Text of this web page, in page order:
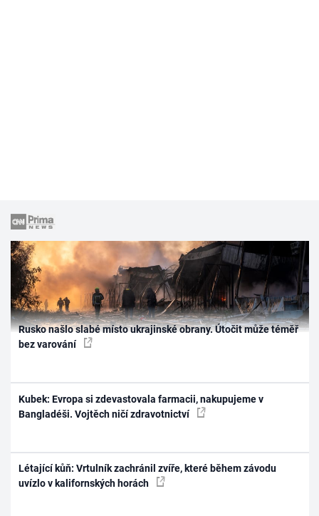
Rusko našlo slabé místo ukrajinské obrany. Útočit může téměř
bez varování
Kubek: Evropa si zdevastovala farmacii, nakupujeme v
Bangladéši. Vojtěch ničí zdravotnictví
Létající kůň: Vrtulník zachránil zvíře, které během závodu
uvízlo v kalifornských horách